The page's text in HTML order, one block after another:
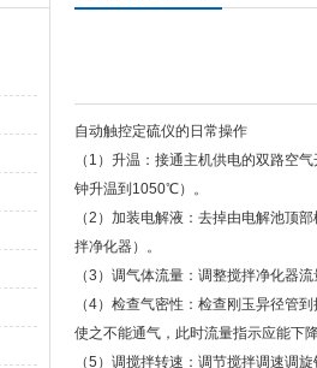
自动触控定硫仪的日常操作
（1）升温：接通主机供电的双路空
钟升温到1050℃）。
（2）加装电解液：去掉由电解
拌净化器）。
（3）调气体流量：调整搅拌净
（4）检查气密性：检查刚玉异径
使之不能通气，此时流量指示应能下降
（5）调搅拌转速：调节搅拌调速调旋